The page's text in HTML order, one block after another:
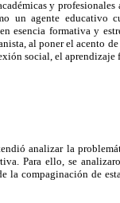
y
un agente educativo
esencia formativa y
al poner el acento
social, el aprendizaje
analizar la
Para ello, se
la compaginación de